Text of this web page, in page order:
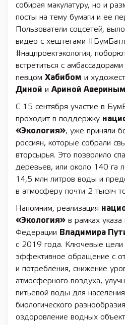
собирая макулатуру, но и
посты на тему бумаги и ее
Пользователи соцсетей,
видео с хештегами
#нацпроектэкология,
встретиться с
певцом Хабибом и
Диной иАриной
С 15 сентября участие в
проходит в поддержку
«Экология», уже приняли
россиян, которые собрали
вторсырья. Это позволило
деревьев, или около 140 га
14,5 млн литров воды и
в атмосферу почти 2 тысяч
Напомним, реализация
«Экология» в рамках указа
Федерации Владимира
с 2019 года. Ключевые цели
эффективное обращение с
и потребления, снижение
атмосферного воздуха,
питьевой воды для
биологического
оздоровление водных